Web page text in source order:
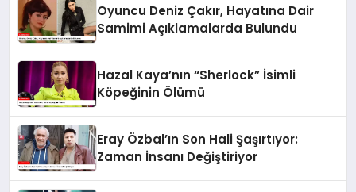
Oyuncu Deniz Çakır, Hayatına Dair
Samimi Açıklamalarda Bulundu
Hazal Kaya’nın “Sherlock” İsimli
Köpeğinin Ölümü
Eray Özbal’ın Son Hali Şaşırtıyor:
Zaman İnsanı Değiştiriyor